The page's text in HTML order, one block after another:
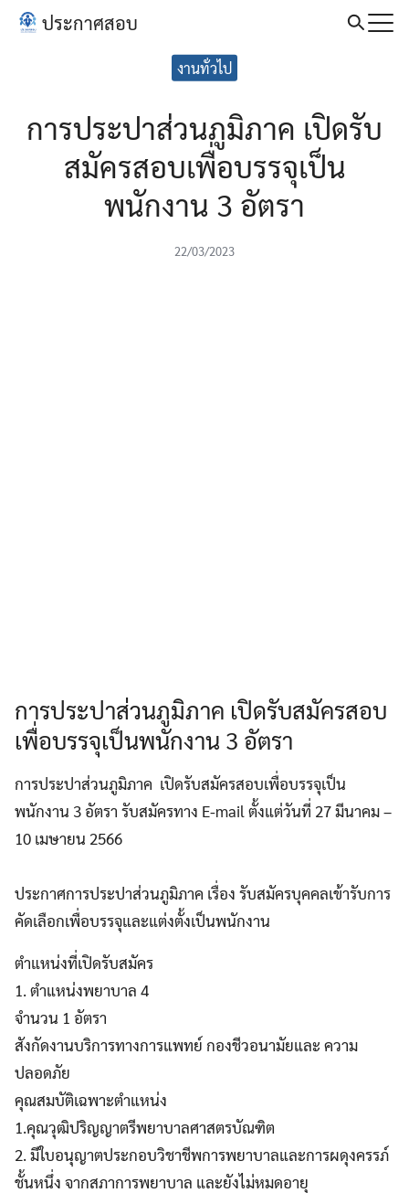
Skip
ประกาศสอบ
งานทั่วไป
การประปาส่วนภูมิภาค เปิดรับ
สมัครสอบเพื่อบรรจุเป็น
พนักงาน 3 อัตรา
22/03/2023
การประปาส่วนภูมิภาค เปิดรับสมัครสอบ
เพื่อบรรจุเป็นพนักงาน 3 อัตรา
การประปาส่วนภูมิภาค เปิดรับสมัครสอบเพื่อบรรจุเป็น
พนักงาน 3 อัตรา รับสมัครทาง E-mail ตั้งแต่วันที่ 27 มีนาคม –
10 เมษายน 2566
ประกาศการประปาส่วนภูมิภาค เรื่อง รับสมัครบุคคลเข้ารับการ
คัดเลือกเพื่อบรรจุและแต่งตั้งเป็นพนักงาน
ตำแหน่งที่เปิดรับสมัคร
1. ตําแหน่งพยาบาล 4
จํานวน 1 อัตรา
สังกัดงานบริการทางการแพทย์ กองชีวอนามัยและ ความ
ปลอดภัย
คุณสมบัติเฉพาะตำแหน่ง
1.คุณวุฒิปริญญาตรีพยาบาลศาสตรบัณฑิต
2. มีใบอนุญาตประกอบวิชาชีพการพยาบาลและการผดุงครรภ์
ชั้นหนึ่ง จากสภาการพยาบาล และยังไม่หมดอายุ